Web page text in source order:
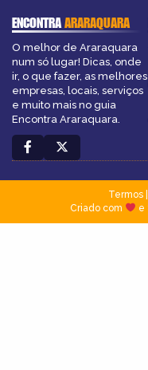
ENCONTRAARARAQUARA
O melhor de Araraquara
num só lugar! Dicas, onde
ir, o que fazer, as melhores
empresas, locais, serviços
e muito mais no guia
Encontra Araraquara.
Termos|
Criado com
e